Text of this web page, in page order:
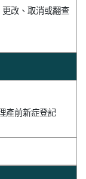
改、取消或翻查
產前新症登記